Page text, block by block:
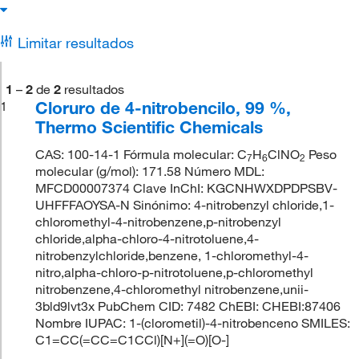
Limitar resultados
1 – 2 de 2 resultados
1
Cloruro de 4-nitrobencilo, 99 %,
Thermo Scientific Chemicals
CAS: 100-14-1 Fórmula molecular: C7H6ClNO2 Peso
molecular (g/mol): 171.58 Número MDL:
MFCD00007374 Clave InChI: KGCNHWXDPDPSBV-
UHFFFAOYSA-N Sinónimo: 4-nitrobenzyl chloride,1-
chloromethyl-4-nitrobenzene,p-nitrobenzyl
chloride,alpha-chloro-4-nitrotoluene,4-
nitrobenzylchloride,benzene, 1-chloromethyl-4-
nitro,alpha-chloro-p-nitrotoluene,p-chloromethyl
nitrobenzene,4-chloromethyl nitrobenzene,unii-
3bld9lvt3x PubChem CID: 7482 ChEBI: CHEBI:87406
Nombre IUPAC: 1-(clorometil)-4-nitrobenceno SMILES:
C1=CC(=CC=C1CCl)[N+](=O)[O-]